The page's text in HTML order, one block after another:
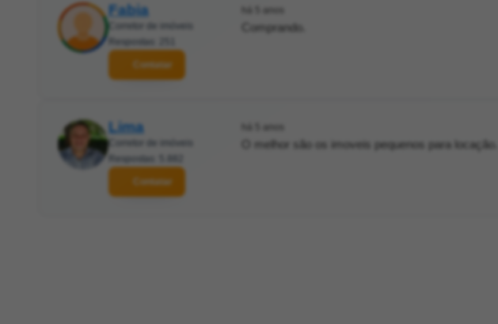
Fabia
Corretor de imóveis
Respostas: 251
Contatar
há 5 anos
Comprando.
Lima
Corretor de imóveis
Respostas: 5.882
Contatar
há 5 anos
O melhor são os imoveis pequenos para locação.